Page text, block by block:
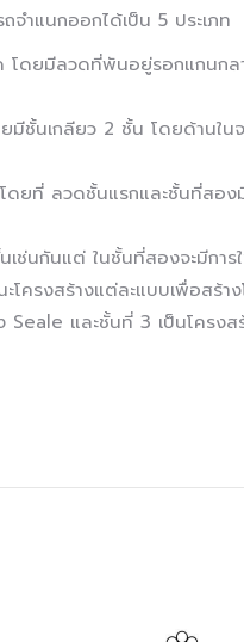
ำแนกออกได้เป็น 5 ประเภท
โดยมีลวดที่พันอยู่รอกแกนก
ชั้นเกลียว 2 ชั้น โดยด้านใน
ยที่ ลวดชั้นแรกและชั้นที่สอง
เช่นกันแต่ ในชั้นที่สองจะมีกา
รงสร้างแต่ละแบบเพื่อสร้าง
Seale และชั้นที่ 3 เป็นโคร